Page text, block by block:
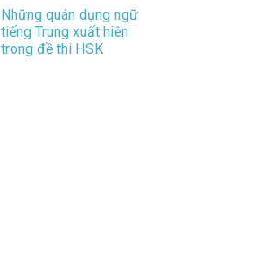
Những quán dụng ngữ
tiếng Trung xuất hiện
trong đề thi HSK